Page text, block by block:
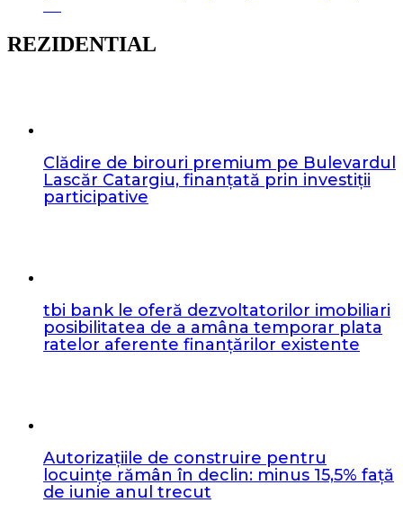
REZIDENTIAL
Clădire de birouri premium pe Bulevardul
Lascăr Catargiu, finanțată prin investiții
participative
tbi bank le oferă dezvoltatorilor imobiliari
posibilitatea de a amâna temporar plata
ratelor aferente finanțărilor existente
Autorizațiile de construire pentru
locuințe rămân în declin: minus 15,5% față
de iunie anul trecut